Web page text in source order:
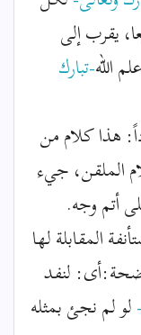
يقرب إلى
الله-تبارك
هذا كلام من
الملقن، جيء
أتم وجه.
المقابلة لها
لنفد
لو لم نجئ بمثله